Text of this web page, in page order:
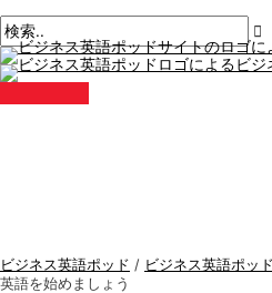
ン
テ
ン
ツ
イ
メ
ニ
ュ
ビジネス英語ポッド / ビジネス英語ポッド
英語を始めましょう